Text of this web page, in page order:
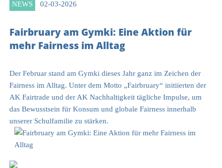
NEWS 02-03-2026
Fairbruary am Gymki: Eine Aktion für
mehr Fairness im Alltag
Der Februar stand am Gymki dieses Jahr ganz im Zeichen der
Fairness im Alltag. Unter dem Motto „Fairbruary“ initiierten der
AK Fairtrade und der AK Nachhaltigkeit tägliche Impulse, um
das Bewusstsein für Konsum und globale Fairness innerhalb
unserer Schulfamilie zu stärken.